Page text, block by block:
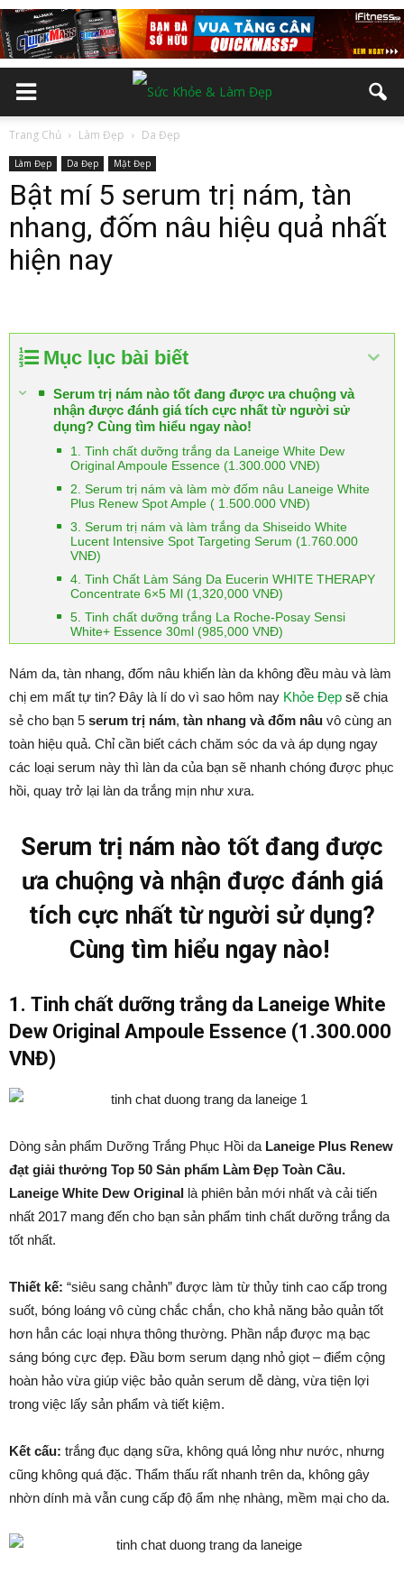
Trang Chủ Làm Đẹp Da Đẹp
Làm Đẹp Da Đẹp Mặt Đẹp
Bật mí 5 serum trị nám, tàn
nhang, đốm nâu hiệu quả nhất
hiện nay
Mục lục bài biết
Serum trị nám nào tốt đang được ưa chuộng và
nhận được đánh giá tích cực nhất từ người sử
dụng? Cùng tìm hiểu ngay nào!
1. Tinh chất dưỡng trắng da Laneige White Dew
Original Ampoule Essence (1.300.000 VNĐ)
2. Serum trị nám và làm mờ đốm nâu Laneige White
Plus Renew Spot Ample ( 1.500.000 VNĐ)
3. Serum trị nám và làm trắng da Shiseido White
Lucent Intensive Spot Targeting Serum (1.760.000
VNĐ)
4. Tinh Chất Làm Sáng Da Eucerin WHITE THERAPY
Concentrate 6×5 Ml (1,320,000 VNĐ)
5. Tinh chất dưỡng trắng La Roche-Posay Sensi
White+ Essence 30ml (985,000 VNĐ)
Nám da, tàn nhang, đốm nâu khiến làn da không đều màu và làm
chị em mất tự tin? Đây là lí do vì sao hôm nay Khỏe Đẹp sẽ chia
sẻ cho bạn 5 serum trị nám, tàn nhang và đốm nâu vô cùng an
toàn hiệu quả. Chỉ cần biết cách chăm sóc da và áp dụng ngay
các loại serum này thì làn da của bạn sẽ nhanh chóng được phục
hồi, quay trở lại làn da trắng mịn như xưa.
Serum trị nám nào tốt đang được
ưa chuộng và nhận được đánh giá
tích cực nhất từ người sử dụng?
Cùng tìm hiểu ngay nào!
1. Tinh chất dưỡng trắng da Laneige White
Dew Original Ampoule Essence (1.300.000
VNĐ)
Dòng sản phẩm Dưỡng Trắng Phục Hồi da Laneige Plus Renew
đạt giải thưởng Top 50 Sản phẩm Làm Đẹp Toàn Cầu.
Laneige White Dew Original là phiên bản mới nhất và cải tiến
nhất 2017 mang đến cho bạn sản phẩm tinh chất dưỡng trắng da
tốt nhất.
Thiết kế: “siêu sang chảnh” được làm từ thủy tinh cao cấp trong
suốt, bóng loáng vô cùng chắc chắn, cho khả năng bảo quản tốt
hơn hẳn các loại nhựa thông thường. Phần nắp được mạ bạc
sáng bóng cực đẹp. Đầu bơm serum dạng nhỏ giọt – điểm cộng
hoàn hảo vừa giúp việc bảo quản serum dễ dàng, vừa tiện lợi
trong việc lấy sản phẩm và tiết kiệm.
Kết cấu: trắng đục dạng sữa, không quá lỏng như nước, nhưng
cũng không quá đặc. Thẩm thấu rất nhanh trên da, không gây
nhờn dính mà vẫn cung cấp độ ẩm nhẹ nhàng, mềm mại cho da.